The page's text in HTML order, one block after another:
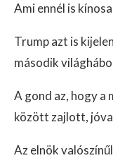
Ami ennél is
Trump azt is
második
A gond az, hogy a
között zajlott,
Az elnök